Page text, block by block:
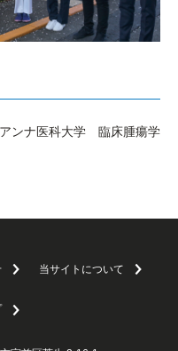
ンナ医科大学 臨床腫瘍学
当サイトについて